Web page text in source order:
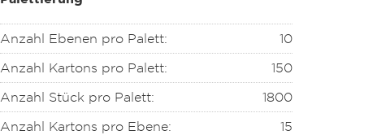
Anzahl Ebenen pro Palett:
10
Anzahl Kartons pro Palett:
150
Anzahl Stück pro Palett:
1800
Anzahl Kartons pro Ebene:
15